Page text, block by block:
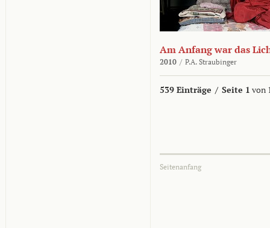
Am Anfang war das
2010 / P.A. Straubinger
539 Einträge / Seite 1 von
Seitenanfang